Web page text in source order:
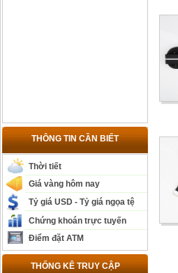
THÔNG TIN CẦN BIẾT
Thời tiết
Giá vàng hôm nay
Tỷ giá USD - Tỷ giá ngọa tệ
Chứng khoán trực tuyến
Điểm đặt ATM
THỐNG KÊ TRUY CẬP